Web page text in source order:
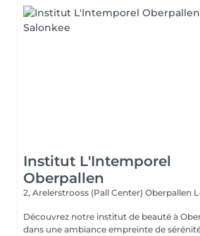
Institut L'Intemporel
Oberpallen
2, Arelerstrooss (Pall Center) Oberpallen
Découvrez notre institut de beauté à
dans une ambiance empreinte de